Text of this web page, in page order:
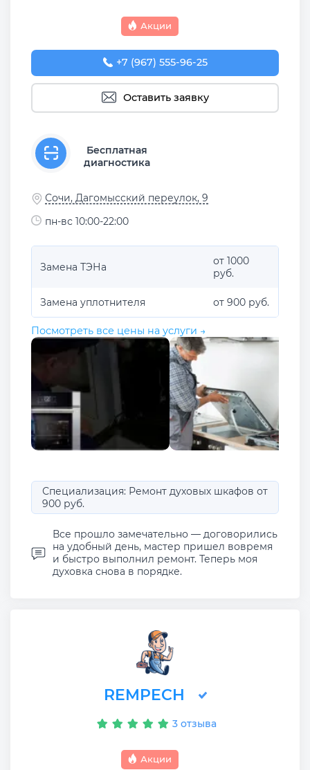
Акции
+7 (967) 555-96-25
Оставить заявку
Бесплатная
диагностика
Сочи, Дагомысский переулок, 9
пн-вс 10:00-22:00
Замена ТЭНа
от 1000
руб.
Замена уплотнителя от 900 руб.
Посмотреть все цены на услуги →
Специализация: Ремонт духовых шкафов от
900 руб.
Все прошло замечательно — договорились
на удобный день, мастер пришел вовремя
и быстро выполнил ремонт. Теперь моя
духовка снова в порядке.
REMPECH
3 отзыва
Акции